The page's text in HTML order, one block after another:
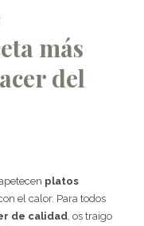
más
del
platos
el calor. Para todos
de calidad , os traigo